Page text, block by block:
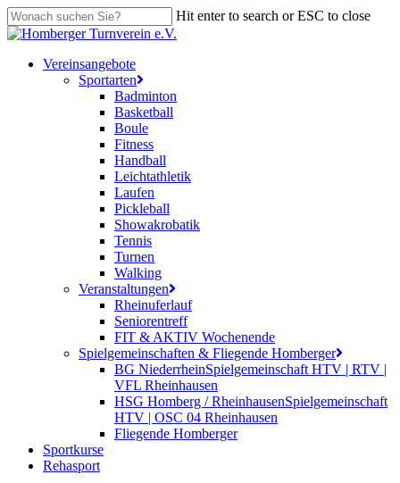
Skip
to
content
Hit enter to search or ESC to close
Close
search
Menu
Vereinsangebote
Sportarten
Badminton
Basketball
Boule
Fitness
Handball
Leichtathletik
Laufen
Pickleball
Showakrobatik
Tennis
Turnen
Walking
Veranstaltungen
Rheinuferlauf
Seniorentreff
FIT & AKTIV Wochenende
Spielgemeinschaften & Fliegende Homberger
BG NiederrheinSpielgemeinschaft HTV | RTV |
VFL Rheinhausen
HSG Homberg / RheinhausenSpielgemeinschaft
HTV | OSC 04 Rheinhausen
Fliegende Homberger
Sportkurse
Rehasport